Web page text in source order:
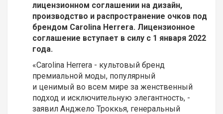
лицензионном соглашении на дизайн,
производство и распространение очков под
брендом Carolina Herrera. Лицензионное
соглашение вступает в силу с 1 января 2022
года.
«Carolina Herrera - культовый бренд
премиальной моды, популярный
и ценимый во всем мире за женственный
подход и исключительную элегантность, -
заявил Анджело Троккья, генеральный